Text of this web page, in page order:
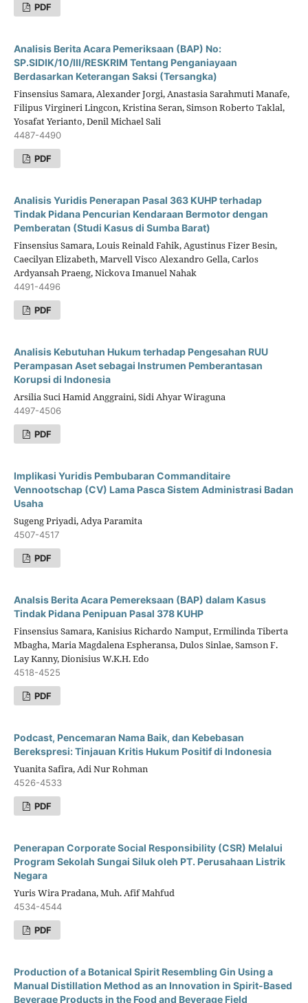
PDF
Analisis Berita Acara Pemeriksaan (BAP) No:
SP.SIDIK/10/III/RESKRIM Tentang Penganiayaan
Berdasarkan Keterangan Saksi (Tersangka)
Finsensius Samara, Alexander Jorgi, Anastasia Sarahmuti Manafe,
Filipus Virgineri Lingcon, Kristina Seran, Simson Roberto Taklal,
Yosafat Yerianto, Denil Michael Sali
4487-4490
PDF
Analisis Yuridis Penerapan Pasal 363 KUHP terhadap
Tindak Pidana Pencurian Kendaraan Bermotor dengan
Pemberatan (Studi Kasus di Sumba Barat)
Finsensius Samara, Louis Reinald Fahik, Agustinus Fizer Besin,
Caecilyan Elizabeth, Marvell Visco Alexandro Gella, Carlos
Ardyansah Praeng, Nickova Imanuel Nahak
4491-4496
PDF
Analisis Kebutuhan Hukum terhadap Pengesahan RUU
Perampasan Aset sebagai Instrumen Pemberantasan
Korupsi di Indonesia
Arsilia Suci Hamid Anggraini, Sidi Ahyar Wiraguna
4497-4506
PDF
Implikasi Yuridis Pembubaran Commanditaire
Vennootschap (CV) Lama Pasca Sistem Administrasi Badan
Usaha
Sugeng Priyadi, Adya Paramita
4507-4517
PDF
Analsis Berita Acara Pemereksaan (BAP) dalam Kasus
Tindak Pidana Penipuan Pasal 378 KUHP
Finsensius Samara, Kanisius Richardo Namput, Ermilinda Tiberta
Mbagha, Maria Magdalena Espheransa, Dulos Sinlae, Samson F.
Lay Kanny, Dionisius W.K.H. Edo
4518-4525
PDF
Podcast, Pencemaran Nama Baik, dan Kebebasan
Berekspresi: Tinjauan Kritis Hukum Positif di Indonesia
Yuanita Safira, Adi Nur Rohman
4526-4533
PDF
Penerapan Corporate Social Responsibility (CSR) Melalui
Program Sekolah Sungai Siluk oleh PT. Perusahaan Listrik
Negara
Yuris Wira Pradana, Muh. Afif Mahfud
4534-4544
PDF
Production of a Botanical Spirit Resembling Gin Using a
Manual Distillation Method as an Innovation in Spirit-Based
Beverage Products in the Food and Beverage Field